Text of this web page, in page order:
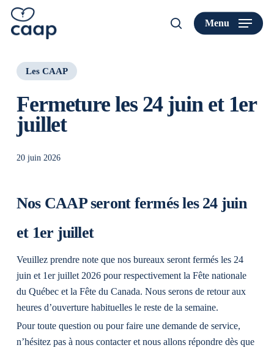
Skip
main
searchMenu
Les CAAP
Fermeture les 24 juin et 1er
juillet
20 juin 2026
Nos CAAP seront fermés les 24 juin
et 1er juillet
Veuillez prendre note que nos bureaux seront fermés les 24
juin et 1er juillet 2026 pour respectivement la Fête nationale
du Québec et la Fête du Canada. Nous serons de retour aux
heures d’ouverture habituelles le reste de la semaine.
Pour toute question ou pour faire une demande de service,
n’hésitez pas à nous contacter et nous allons répondre dès que